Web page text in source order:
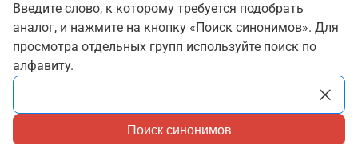
Введите слово, к которому требуется подобрать
аналог, и нажмите на кнопку «Поиск синонимов». Для
просмотра отдельных групп используйте поиск по
алфавиту.
Поиск синонимов